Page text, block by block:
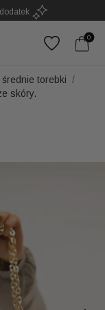
0
średnie torebki
skóry.